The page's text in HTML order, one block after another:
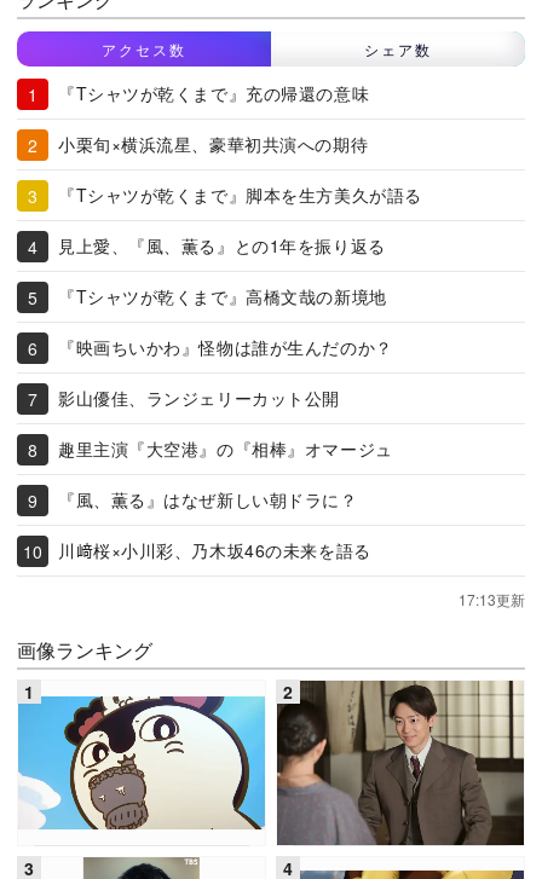
アクセス数 シェア数
『Tシャツが乾くまで』充の帰還の意味
小栗旬×横浜流星、豪華初共演への期待
『Tシャツが乾くまで』脚本を生方美久が語る
見上愛、『風、薫る』との1年を振り返る
『Tシャツが乾くまで』高橋文哉の新境地
『映画ちいかわ』怪物は誰が生んだのか？
影山優佳、ランジェリーカット公開
趣里主演『大空港』の『相棒』オマージュ
『風、薫る』はなぜ新しい朝ドラに？
川﨑桜×小川彩、乃木坂46の未来を語る
17:13更新
画像ランキング